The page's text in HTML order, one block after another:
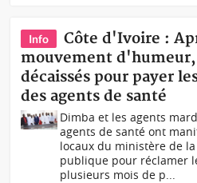
Info
Côte d'Ivoire :
mouvement
décaissés pour payer
des agents de santé
Dimba et les agents
agents de santé ont
locaux du ministère de
publique pour réclamer
plusieurs mois de p...